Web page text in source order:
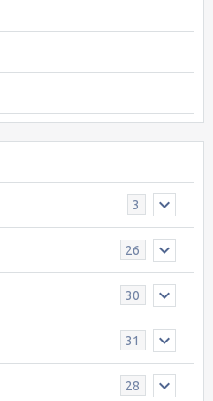
3
26
30
31
28